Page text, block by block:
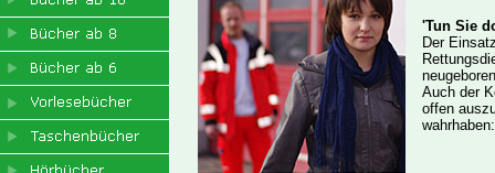
'Tun Sie
Der
Auch der
offen